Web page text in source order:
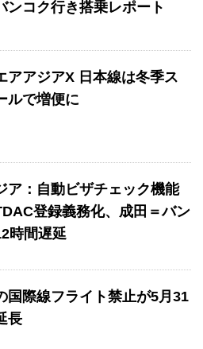
ンコク行き搭乗レポート
アアジアX 日本線は冬季ス
ルで増便に
ア：自動ビザチェック機能
登録義務化、成田＝バン
時間遅延
国際線フライト禁止が5月31
長